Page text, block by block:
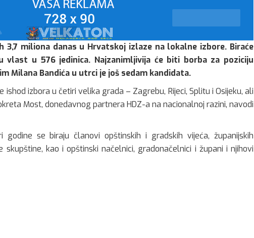
3,7 miliona danas u Hrvatskoj izlaze na lokalne izbore. Biraće
vlast u 576 jedinica. Najzanimljivija će biti borba za poziciju
Milana Bandića u utrci je još sedam kandidata.
ishod izbora u četiri velika grada – Zagrebu, Rijeci, Splitu i Osijeku, ali
Most, donedavnog partnera HDZ-a na nacionalnoj razini, navodi
se biraju članovi opštinskih i gradskih vijeća, županijskih
skupštine, kao i opštinski načelnici, gradonačelnici i župani i njihovi